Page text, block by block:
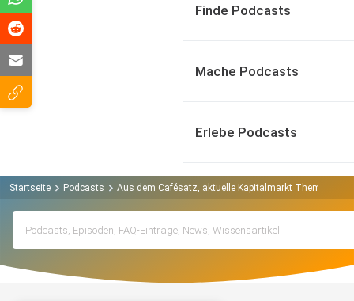
Finde Podcasts
Mache Podcasts
Erlebe Podcasts
Startseite Podcasts Aus dem Cafésatz, aktuelle Kapitalmarkt Themen